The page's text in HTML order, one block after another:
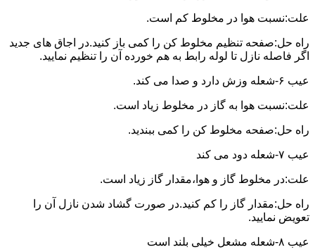
علت:نسبت هوا در مخلوط کم است.
راه حل:صفحه تنظیم مخلوط کن را کمی باز کنید.در اجاق های جدید
اگر فاصله نازل تا لوله رابط به هم خورده آن را تنظیم نمایید.
عیب ۶-شعله وزش دارد و صدا می کند.
علت:نسبت هوا به گاز در مخلوط زیاد است.
راه حل:صفحه مخلوط کن را کمی ببندید.
عیب ۷-شعله دود می کند
علت:در مخلوط گاز و هوا،مقدار گاز زیاد است.
راه حل:مقدار گاز را کم کنید.در صورت گشاد شدن نازل آن را
تعویض نمایید.
عیب ۸-شعله مشعل خیلی بلند است